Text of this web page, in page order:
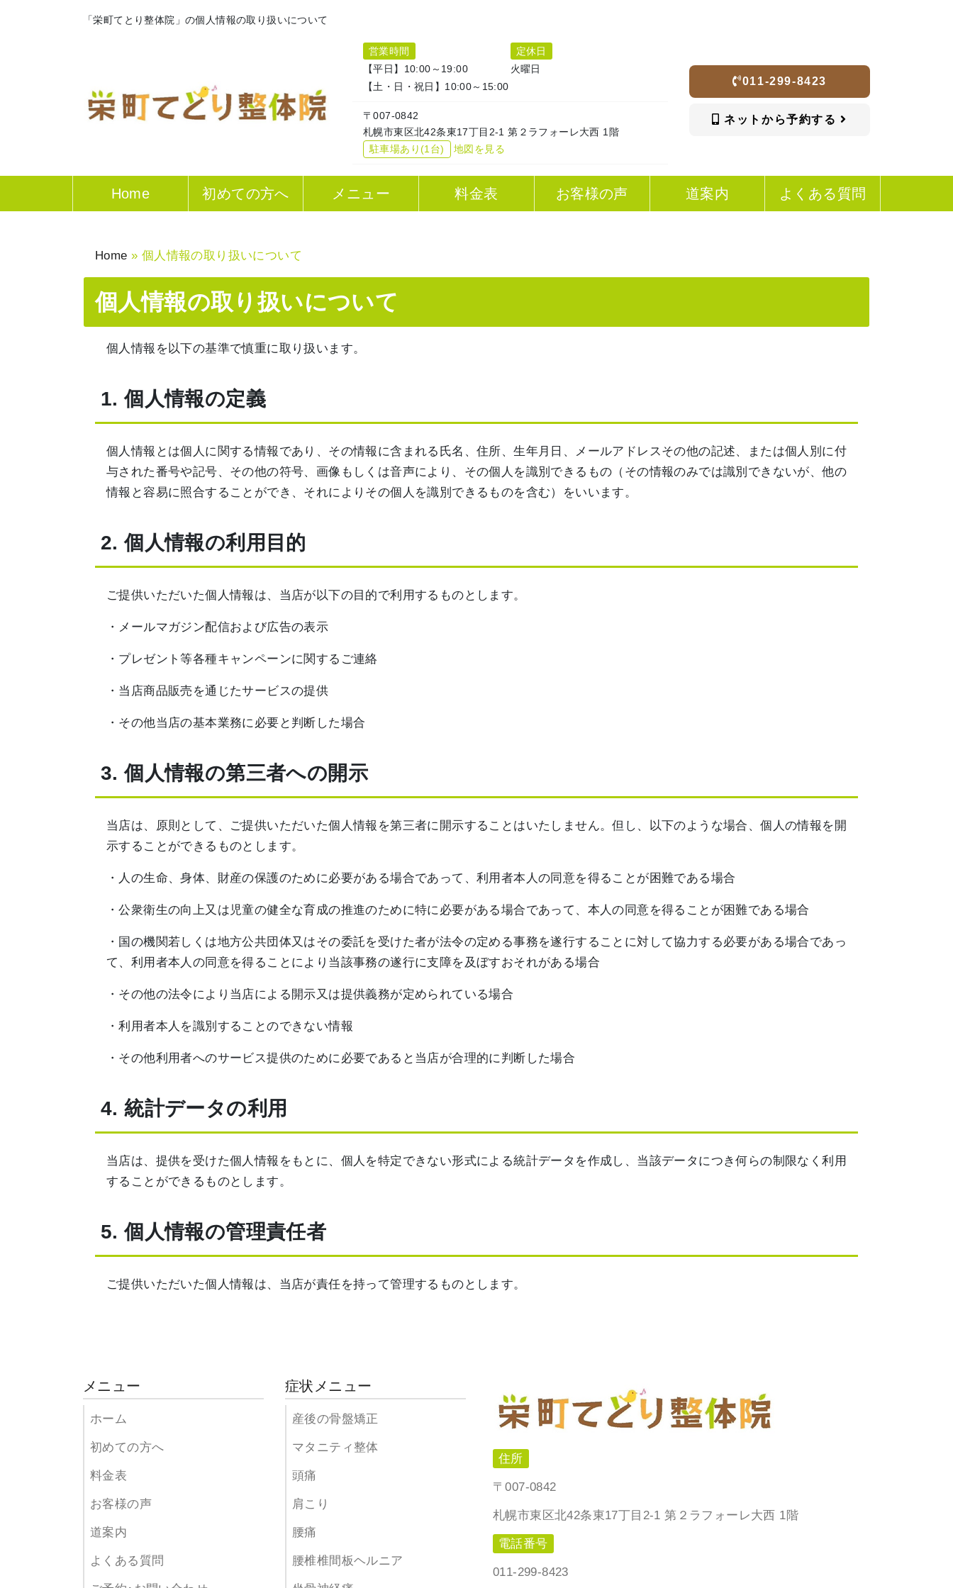
「栄町てとり整体院」の個人情報の取り扱いについて
営業時間
【平日】10:00～19:00
【土・日・祝日】10:00～15:00
定休日
火曜日
〒007-0842
札幌市東区北42条東17丁目2-1 第２ラフォーレ大西 1階
駐車場あり(1台)
地図を見る
011-299-8423
ネットから予約する
Home 初めての方へ メニュー 料金表 お客様の声 道案内 よくある質問
Home » 個人情報の取り扱いについて
個人情報の取り扱いについて
個人情報を以下の基準で慎重に取り扱います。
1. 個人情報の定義
個人情報とは個人に関する情報であり、その情報に含まれる氏名、住所、生年月日、メールアドレスその他の記述、または個人別に付
与された番号や記号、その他の符号、画像もしくは音声により、その個人を識別できるもの（その情報のみでは識別できないが、他の
情報と容易に照合することができ、それによりその個人を識別できるものを含む）をいいます。
2. 個人情報の利用目的
ご提供いただいた個人情報は、当店が以下の目的で利用するものとします。
・メールマガジン配信および広告の表示
・プレゼント等各種キャンペーンに関するご連絡
・当店商品販売を通じたサービスの提供
・その他当店の基本業務に必要と判断した場合
3. 個人情報の第三者への開示
当店は、原則として、ご提供いただいた個人情報を第三者に開示することはいたしません。但し、以下のような場合、個人の情報を開
示することができるものとします。
・人の生命、身体、財産の保護のために必要がある場合であって、利用者本人の同意を得ることが困難である場合
・公衆衛生の向上又は児童の健全な育成の推進のために特に必要がある場合であって、本人の同意を得ることが困難である場合
・国の機関若しくは地方公共団体又はその委託を受けた者が法令の定める事務を遂行することに対して協力する必要がある場合であっ
て、利用者本人の同意を得ることにより当該事務の遂行に支障を及ぼすおそれがある場合
・その他の法令により当店による開示又は提供義務が定められている場合
・利用者本人を識別することのできない情報
・その他利用者へのサービス提供のために必要であると当店が合理的に判断した場合
4. 統計データの利用
当店は、提供を受けた個人情報をもとに、個人を特定できない形式による統計データを作成し、当該データにつき何らの制限なく利用
することができるものとします。
5. 個人情報の管理責任者
ご提供いただいた個人情報は、当店が責任を持って管理するものとします。
メニュー
ホーム
初めての方へ
料金表
お客様の声
道案内
よくある質問
症状メニュー
産後の骨盤矯正
マタニティ整体
頭痛
肩こり
腰痛
腰椎椎間板ヘルニア
住所
〒007-0842
札幌市東区北42条東17丁目2-1 第２ラフォーレ大西 1階
電話番号
011-299-8423